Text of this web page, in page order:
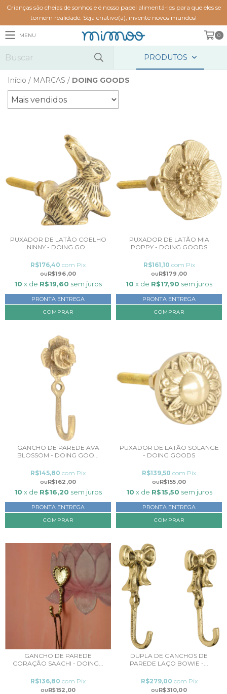
Crianças são cheias de sonhos e é nosso papel alimentá-los para que eles se
tornem realidade. Seja criativo(a), invente novos mundos!
MENU 0
PRODUTOS
Início / MARCAS / DOING GOODS
PUXADOR DE LATÃO COELHO
NINNY - DOING GO...
R$196,00
R$176,40 com Pix
10 x de R$19,60 sem juros
PRONTA ENTREGA
COMPRAR
PUXADOR DE LATÃO MIA
POPPY - DOING GOODS
R$179,00
R$161,10 com Pix
10 x de R$17,90 sem juros
PRONTA ENTREGA
GANCHO DE PAREDE AVA
BLOSSOM - DOING GOO...
R$162,00
R$145,80 com Pix
10 x de R$16,20 sem juros
PRONTA ENTREGA
PUXADOR DE LATÃO SOLANGE
- DOING GOODS
R$155,00
R$139,50 com Pix
10 x de R$15,50 sem juros
PRONTA ENTREGA
GANCHO DE PAREDE
CORAÇÃO SAACHI - DOING...
R$152,00
R$136,80 com Pix
DUPLA DE GANCHOS DE
PAREDE LAÇO BOWIE -...
R$310,00
R$279,00 com Pix